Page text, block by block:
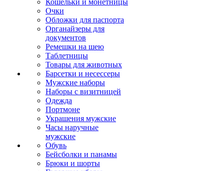
Кошельки и монетницы
Очки
Обложки для паспорта
Органайзеры для
документов
Ремешки на шею
Таблетницы
Товары для животных
Барсетки и несессеры
Мужские наборы
Наборы с визитницей
Одежда
Портмоне
Украшения мужские
Часы наручные
мужские
Обувь
Бейсболки и панамы
Брюки и шорты